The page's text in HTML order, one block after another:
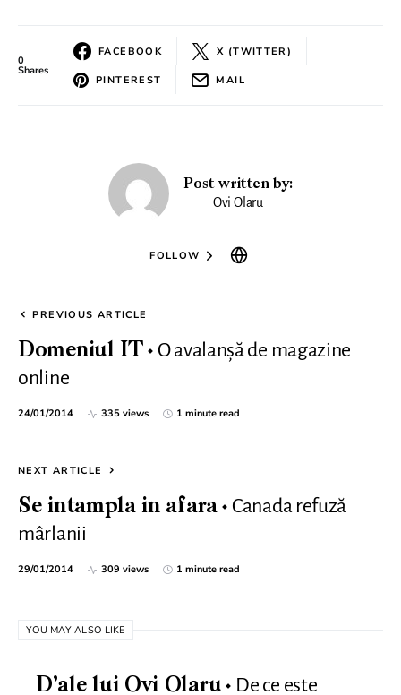
0
Shares
FACEBOOK X (TWITTER)
PINTEREST MAIL
Post written by:
Ovi Olaru
FOLLOW
PREVIOUS ARTICLE
Domeniul IT
O avalanșă de magazine
online
24/01/2014 335 views 1 minute read
NEXT ARTICLE
Se intampla in afara
Canada refuză
mârlanii
29/01/2014 309 views 1 minute read
YOU MAY ALSO LIKE
D’ale lui Ovi Olaru De ce este